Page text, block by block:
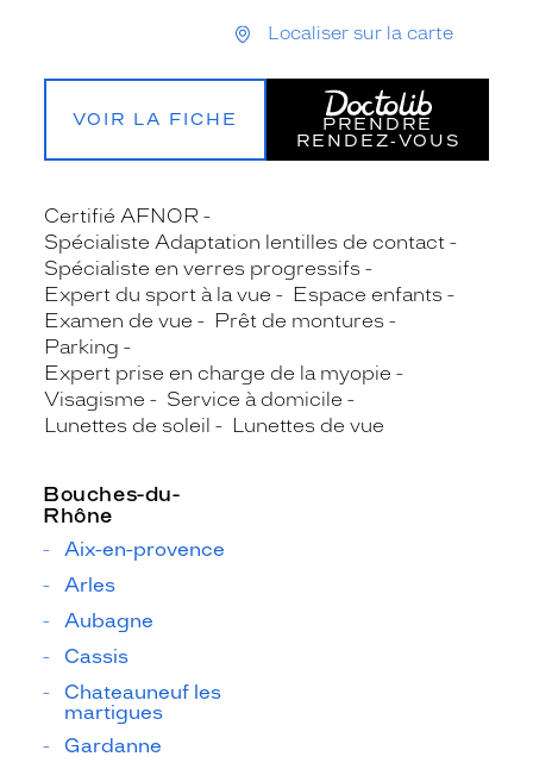
Localiser sur la carte
VOIR LA FICHE
PRENDRE
RENDEZ‑VOUS
Certifié AFNOR
Spécialiste Adaptation lentilles de contact
Spécialiste en verres progressifs
Expert du sport à la vue
Espace enfants
Examen de vue
Prêt de montures
Parking
Expert prise en charge de la myopie
Visagisme
Service à domicile
Lunettes de soleil
Lunettes de vue
Bouches-du-
Rhône
Aix-en-provence
Arles
Aubagne
Cassis
Chateauneuf les
martigues
Gardanne